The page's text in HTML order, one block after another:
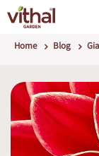
Home Blog